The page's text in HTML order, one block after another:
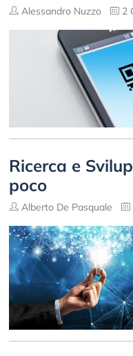
Alessandro Nuzzo 2
Ricerca e
poco
Alberto De Pasquale